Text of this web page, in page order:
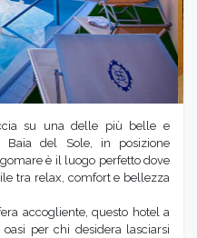
su una delle più belle e
del Sole, in posizione
è il luogo perfetto dove
tra relax, comfort e bellezza
accogliente, questo hotel a
per chi desidera lasciarsi